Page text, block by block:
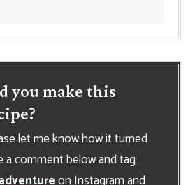
you make this
let me know how it turned
a comment below and tag